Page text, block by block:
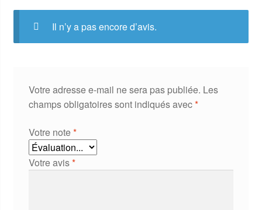
Il n’y a pas encore d’avis.
Votre adresse e-mail ne sera pas publiée. Les
champs obligatoires sont indiqués avec*
Votre note*
Votre avis*